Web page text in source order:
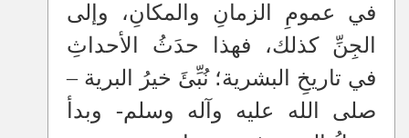
في عمومِ الزمانِ والمكانِ، وإلى
الجِنِّ كذلك، فهذا حدَثُ الأحداثِ
في تاريخِ البشرية؛ نُبِّئَ خيرُ البرية–
صلى الله عليه وآله وسلم- وبدأ